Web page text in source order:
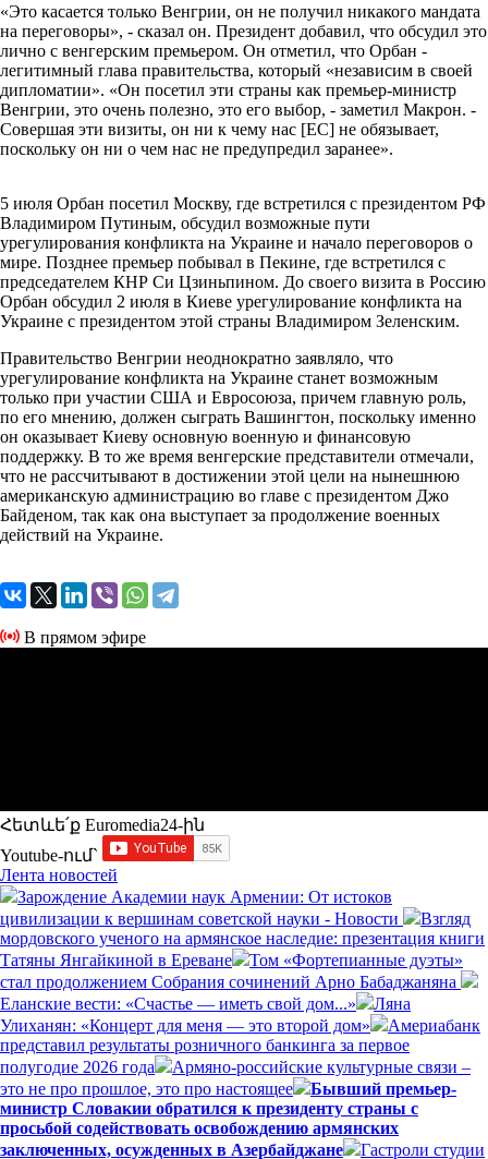
«Это касается только Венгрии, он не получил никакого мандата
на переговоры», - сказал он. Президент добавил, что обсудил это
лично с венгерским премьером. Он отметил, что Орбан -
легитимный глава правительства, который «независим в своей
дипломатии». «Он посетил эти страны как премьер-министр
Венгрии, это очень полезно, это его выбор, - заметил Макрон. -
Совершая эти визиты, он ни к чему нас [ЕС] не обязывает,
поскольку он ни о чем нас не предупредил заранее».
5 июля Орбан посетил Москву, где встретился с президентом РФ
Владимиром Путиным, обсудил возможные пути
урегулирования конфликта на Украине и начало переговоров о
мире. Позднее премьер побывал в Пекине, где встретился с
председателем КНР Си Цзиньпином. До своего визита в Россию
Орбан обсудил 2 июля в Киеве урегулирование конфликта на
Украине с президентом этой страны Владимиром Зеленским.
Правительство Венгрии неоднократно заявляло, что
урегулирование конфликта на Украине станет возможным
только при участии США и Евросоюза, причем главную роль,
по его мнению, должен сыграть Вашингтон, поскольку именно
он оказывает Киеву основную военную и финансовую
поддержку. В то же время венгерские представители отмечали,
что не рассчитывают в достижении этой цели на нынешнюю
американскую администрацию во главе с президентом Джо
Байденом, так как она выступает за продолжение военных
действий на Украине.
В прямом эфире
Հետևե՛ք Euromedia24-ին
Youtube-ում`
Лента новостей
Зарождение Академии наук Армении: От истоков
цивилизации к вершинам советской науки - Новости
Взгляд
мордовского ученого на армянское наследие: презентация книги
Татяны Янгайкиной в Ереване
Том «Фортепианные дуэты»
стал продолжением Собрания сочинений Арно Бабаджаняна
Еланские вести: «Счастье — иметь свой дом...»
Ляна
Улиханян: «Концерт для меня — это второй дом»
Америабанк
представил результаты розничного банкинга за первое
полугодие 2026 года
Армяно-российские культурные связи –
это не про прошлое, это про настоящее
Бывший премьер-
министр Словакии обратился к президенту страны с
просьбой содействовать освобождению армянских
заключенных, осужденных в Азербайджане
Гастроли студии